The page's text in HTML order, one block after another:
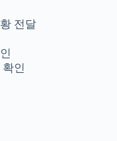
전달
인